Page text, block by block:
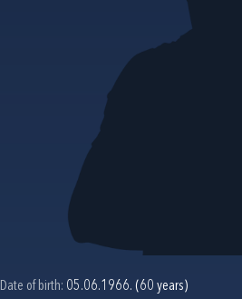
Date of birth: 05.06.1966. (60 years)